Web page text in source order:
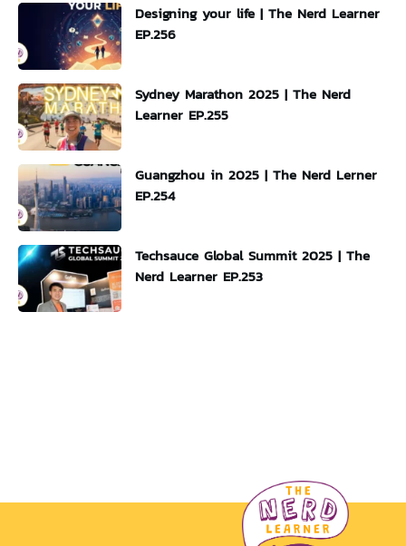
Designing your life | The Nerd Learner
EP.256
Sydney Marathon 2025 | The Nerd
Learner EP.255
Guangzhou in 2025 | The Nerd Lerner
EP.254
Techsauce Global Summit 2025 | The
Nerd Learner EP.253